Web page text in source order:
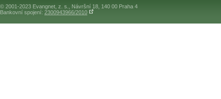
© 2001-2023 Evangnet, z. s., Návršní 18, 140 00 Praha 4
Bankovní spojení: 2300943966/2010